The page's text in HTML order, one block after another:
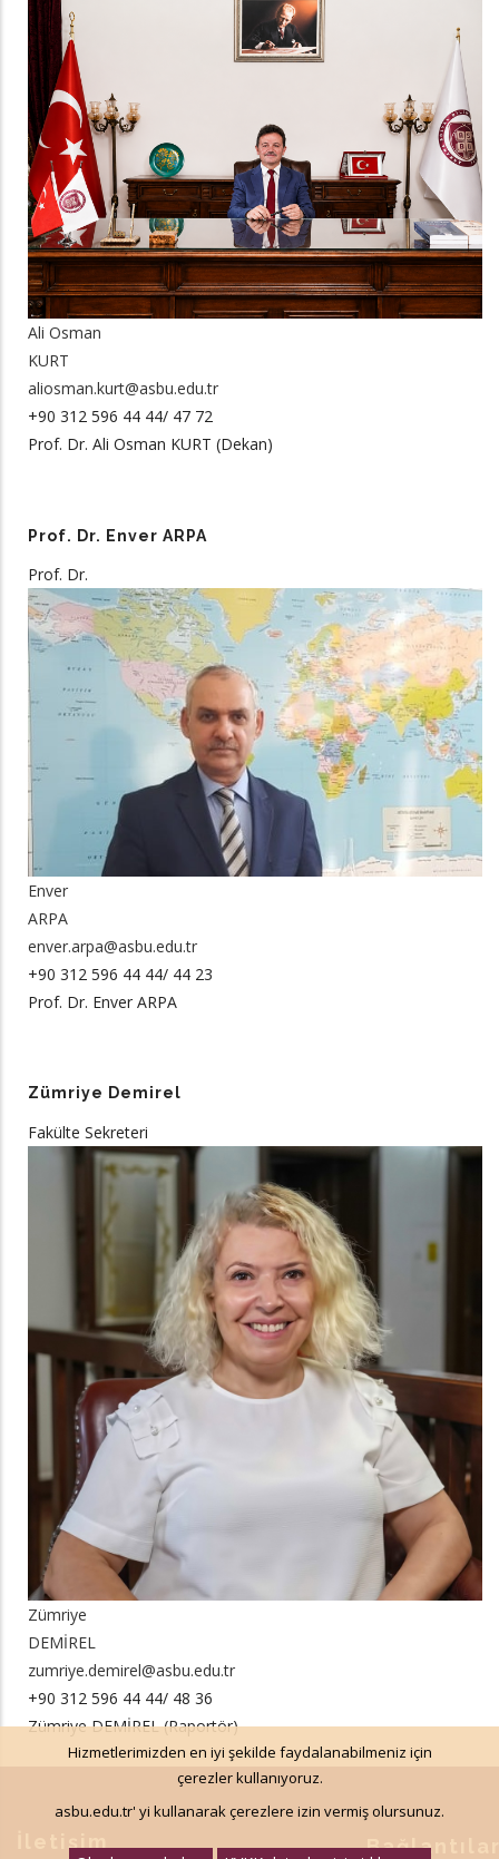
Ali Osman
KURT
aliosman.kurt@asbu.edu.tr
+90 312 596 44 44/ 47 72
Prof. Dr. Ali Osman KURT (Dekan)
Prof. Dr. Enver ARPA
Prof. Dr.
Enver
ARPA
enver.arpa@asbu.edu.tr
+90 312 596 44 44/ 44 23
Prof. Dr. Enver ARPA
Zümriye Demirel
Fakülte Sekreteri
Zümriye
DEMİREL
zumriye.demirel@asbu.edu.tr
+90 312 596 44 44/ 48 36
Zümriye DEMİREL (Raportör)
Hizmetlerimizden en iyi şekilde faydalanabilmeniz için
çerezler kullanıyoruz.
asbu.edu.tr' yi kullanarak çerezlere izin vermiş olursunuz.